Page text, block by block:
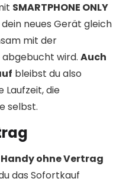
SMARTPHONE ONLY
neues Gerät gleich
mit der
wird. Auch
bleibst du also
Laufzeit, die
selbst.
Handy ohne Vertrag
das Sofortkauf